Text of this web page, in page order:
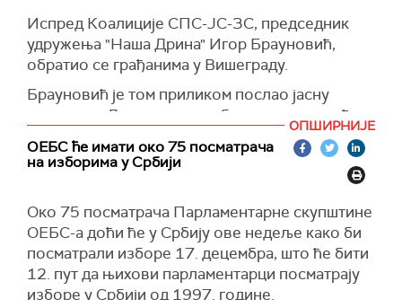
Бошњаке, те да заједничким деловањем
Бошњаци могу постати јак политички фактор
за национални и економски просперитет
Санџака", навео је Угљанин.
Он је позвао све бошњачке политичке
странке да се формира бошњачка скупштинска
већина у градовима и општинама Санџака и
Србије, наводи се у саопштењу СДА Санџака.
Испред Коалиције СПС-ЈС-ЗС, председник
удружења "Наша Дрина" Игор Брауновић,
обратио се грађанима у Вишеграду.
Брауновић је том приликом послао јасну
поруку: да Дрина више не буде граница, већ
стуб и кичма српског народа" и да ће се 17.
децембра показати колико је јака коалиција
коју чине Социјалистичка партија Србије,
ОПШИРНИЈЕ
ОЕБС ће имати око 75 посматрача
на изборима у Србији
Око 75 посматрача Парламентарне скупштине
ОЕБС-а доћи ће у Србију ове недеље како би
посматрали изборе 17. децембра, што ће бити
12. пут да њихови парламентарци посматрају
изборе у Србији од 1997. године.